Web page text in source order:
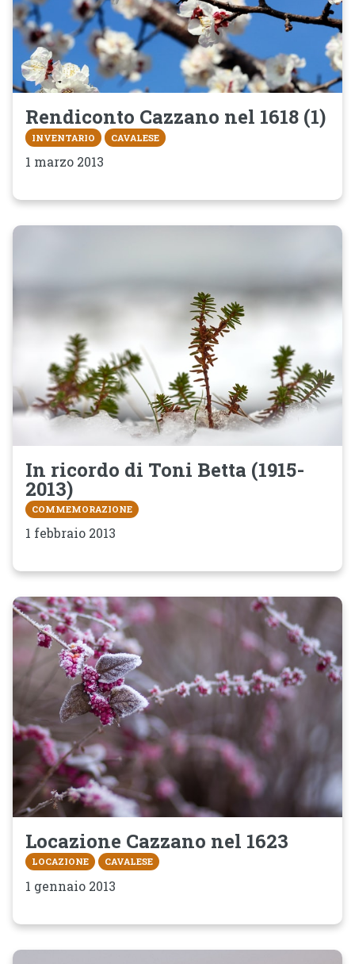
Rendiconto Cazzano nel 1618 (1)
INVENTARIO CAVALESE
1 marzo 2013
In ricordo di Toni Betta (1915-
2013)
COMMEMORAZIONE
1 febbraio 2013
Locazione Cazzano nel 1623
LOCAZIONE CAVALESE
1 gennaio 2013